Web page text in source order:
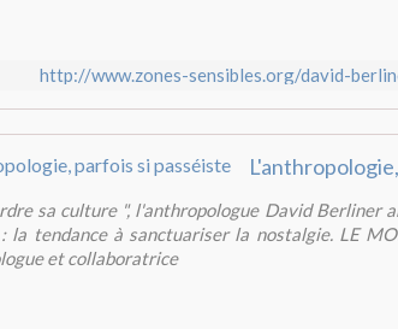
http://www.zones-sensibles.org/david-
sa culture ", l'anthropologue David Berliner
la tendance à sanctuariser la nostalgie. LE
et collaboratrice